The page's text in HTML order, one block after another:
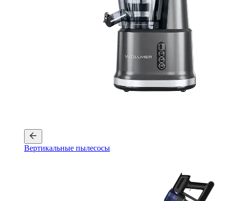
Вертикальные пылесосы